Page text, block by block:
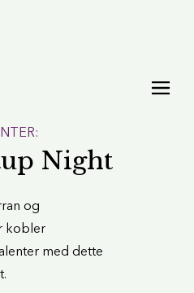
Night
og
kobler
med dette